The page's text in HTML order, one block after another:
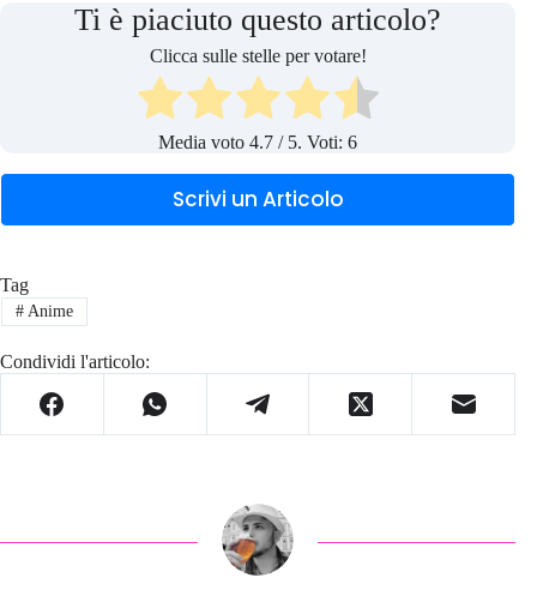
Ti è piaciuto questo articolo?
Clicca sulle stelle per votare!
Media voto4.7 / 5. Voti:6
Scrivi un Articolo
Tag
#Anime
Condividi l'articolo: